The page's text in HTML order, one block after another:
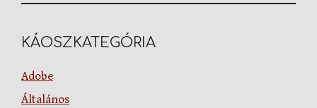
KÁOSZKATEGÓRIA
Adobe
Általános